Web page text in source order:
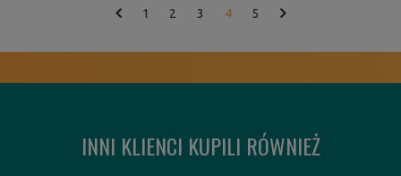
1 2 3 4 5
INNI KLIENCI KUPILI RÓWNIEŻ